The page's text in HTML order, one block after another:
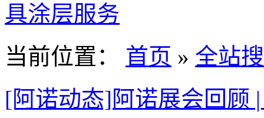
具涂层服务
当前位置：
首页 » 全站
[阿诺动态]阿诺展会回顾